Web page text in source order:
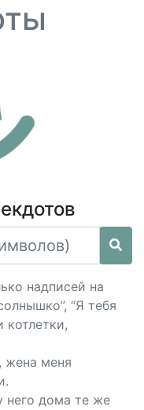
надписей на
“Я тебя
жена меня
него дома те же